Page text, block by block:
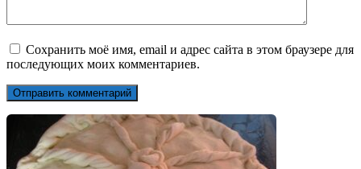
Сохранить моё имя, email и адрес сайта в этом браузере для
последующих моих комментариев.